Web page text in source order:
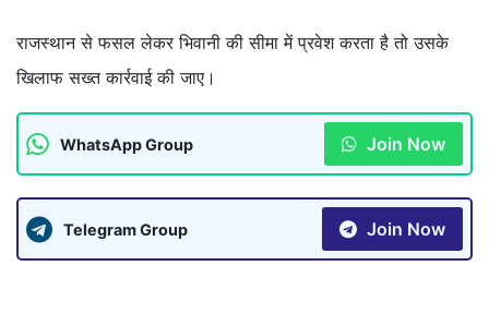
राजस्थान से फसल लेकर भिवानी की सीमा में प्रवेश करता है तो उसके
खिलाफ सख्त कार्रवाई की जाए।
WhatsApp Group Join Now
Telegram Group Join Now